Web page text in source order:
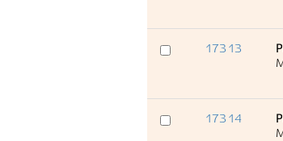
17313
17314